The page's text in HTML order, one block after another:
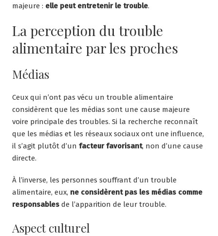
majeure : elle peut entretenir le trouble.
La perception du trouble
alimentaire par les proches
Médias
Ceux qui n’ont pas vécu un trouble alimentaire
considèrent que les médias sont une cause majeure
voire principale des troubles. Si la recherche reconnaît
que les médias et les réseaux sociaux ont une influence,
il s’agit plutôt d’un facteur favorisant, non d’une cause
directe.
À l’inverse, les personnes souffrant d’un trouble
alimentaire, eux, ne considèrent pas les médias comme
responsables de l’apparition de leur trouble.
Aspect culturel